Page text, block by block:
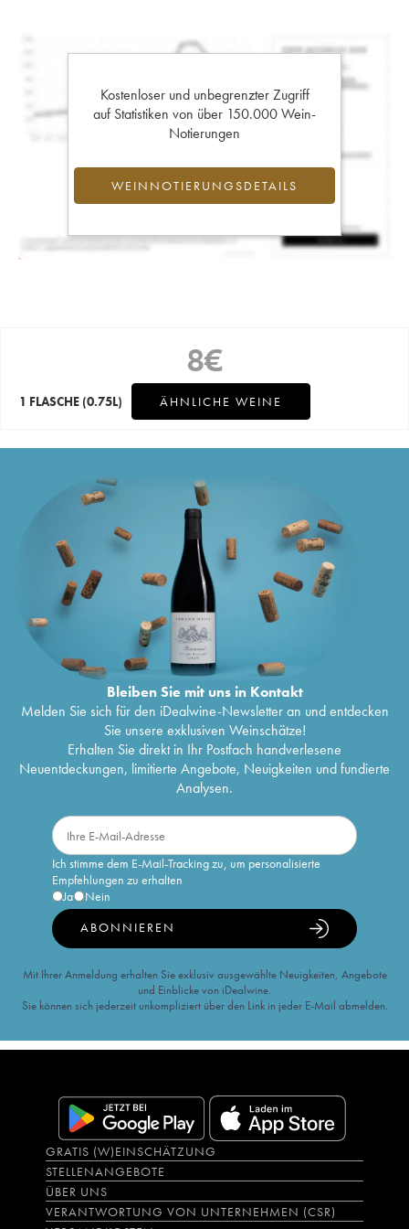
Kostenloser und unbegrenzter Zugriff
auf Statistiken von über 150.000 Wein-
Notierungen
WEINNOTIERUNGSDETAILS
8€
1 FLASCHE (0.75L) ÄHNLICHE WEINE
Bleiben Sie mit uns in Kontakt
Melden Sie sich für den iDealwine-Newsletter an und entdecken
Sie unsere exklusiven Weinschätze!
Erhalten Sie direkt in Ihr Postfach handverlesene
Neuentdeckungen, limitierte Angebote, Neuigkeiten und fundierte
Analysen.
Ich stimme dem E-Mail-Tracking zu, um personalisierte
Empfehlungen zu erhalten
Ja
Nein
ABONNIEREN
Mit Ihrer Anmeldung erhalten Sie exklusiv ausgewählte Neuigkeiten, Angebote
und Einblicke von iDealwine.
Sie können sich jederzeit unkompliziert über den Link in jeder E-Mail abmelden.
GRATIS (W)EINSCHÄTZUNG
STELLENANGEBOTE
ÜBER UNS
VERANTWORTUNG VON UNTERNEHMEN (CSR)